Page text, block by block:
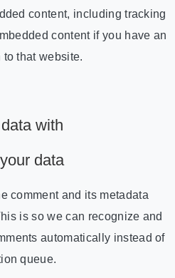
content, including tracking
content if you have an
that website.
with
data
comment and its metadata
is so we can recognize and
automatically instead of
queue.